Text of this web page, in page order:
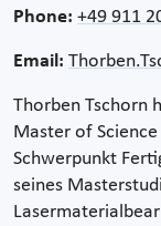
Phone: +49 911
Email:
Thorben Tschorn
Master of
Schwerpunkt
seines